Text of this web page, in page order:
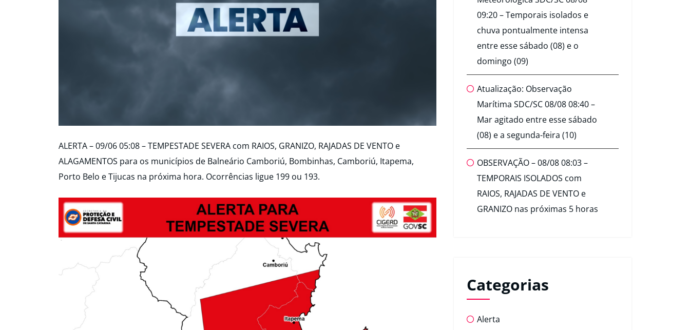
ALERTA – 09/06 05:08 – TEMPESTADE SEVERA com RAIOS, GRANIZO, RAJADAS DE VENTO e
ALAGAMENTOS para os municípios de Balneário Camboriú, Bombinhas, Camboriú, Itapema,
Porto Belo e Tijucas na próxima hora. Ocorrências ligue 199 ou 193.
09:20 – Temporais isolados e
chuva pontualmente intensa
entre esse sábado (08) e o
domingo (09)
Atualização: Observação
Marítima SDC/SC 08/08 08:40 –
Mar agitado entre esse sábado
(08) e a segunda-feira (10)
OBSERVAÇÃO – 08/08 08:03 –
TEMPORAIS ISOLADOS com
RAIOS, RAJADAS DE VENTO e
GRANIZO nas próximas 5 horas
Categorias
Alerta